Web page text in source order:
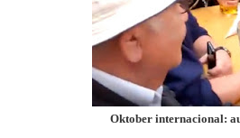
Oktober internacional: